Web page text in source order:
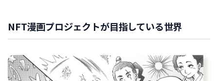
NFT漫画プロジェクトが目指している世界